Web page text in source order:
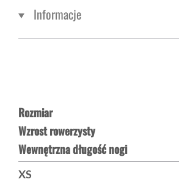
Informacje
Rozmiar
Wzrost rowerzysty
Wewnętrzna długość nogi
XS